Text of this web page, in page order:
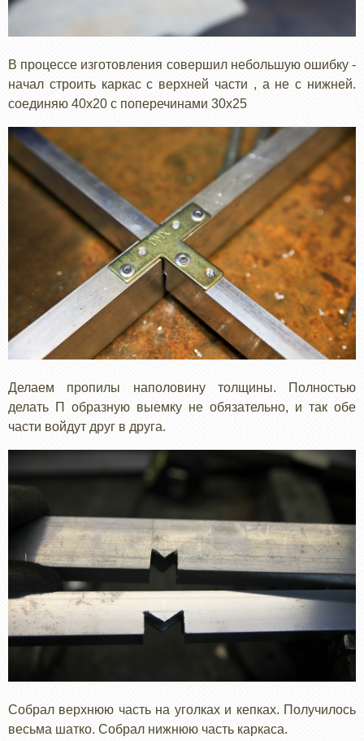
В процессе изготовления совершил небольшую ошибку -
начал строить каркас с верхней части , а не с нижней.
соединяю 40х20 с поперечинами 30х25
Делаем пропилы наполовину толщины. Полностью
делать П образную выемку не обязательно, и так обе
части войдут друг в друга.
Собрал верхнюю часть на уголках и кепках. Получилось
весьма шатко. Собрал нижнюю часть каркаса.